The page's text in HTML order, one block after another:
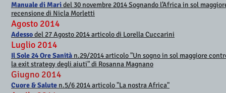
Manuale di Maridel 30 novembre 2014 Sognando l’Africa in sol
recensione di Nicla Morletti
Agosto 2014
Adessodel 27 Agosto 2014 articolo di Lorella Cuccarini
Luglio 2014
Il Sole 24 Ore Sanità n.29/2014 articolo "Un sogno in sol maggiore
la exit strategy degli aiuti" di Rosanna Magnano
Giugno 2014
Cuore & Salute n.5/6 2014articolo "La nostra Africa"